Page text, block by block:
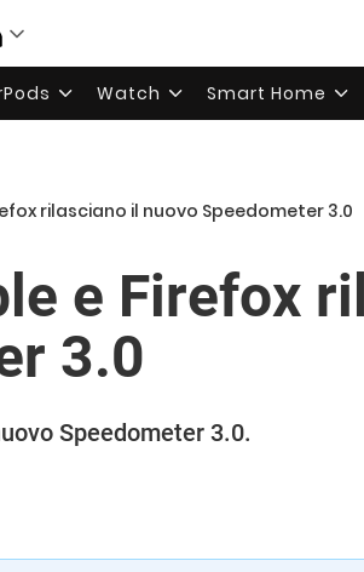
Watch Smart Home
rilasciano il nuovo Speedometer 3.0
e Firefox
3.0
Speedometer 3.0.